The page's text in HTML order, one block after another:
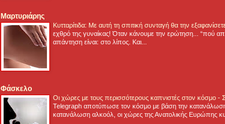
Μαρτυριάρης
Κυτταρίτιδα: Με αυτή τη σπιτική συνταγή θα την
εχθρό της γυναίκας! Όταν κάνουμε την ερώτηση... “πού
απάντηση είναι: στο λίπος. Και...
Φάσκελο
Οι χώρες με τους περισσότερους καπνιστές στον κόσμο -
Telegraph αποτύπωσε τον κόσμο με βάση την
κατανάλωση αλκοόλ, οι χώρες της Ανατολικής Ευρώπης